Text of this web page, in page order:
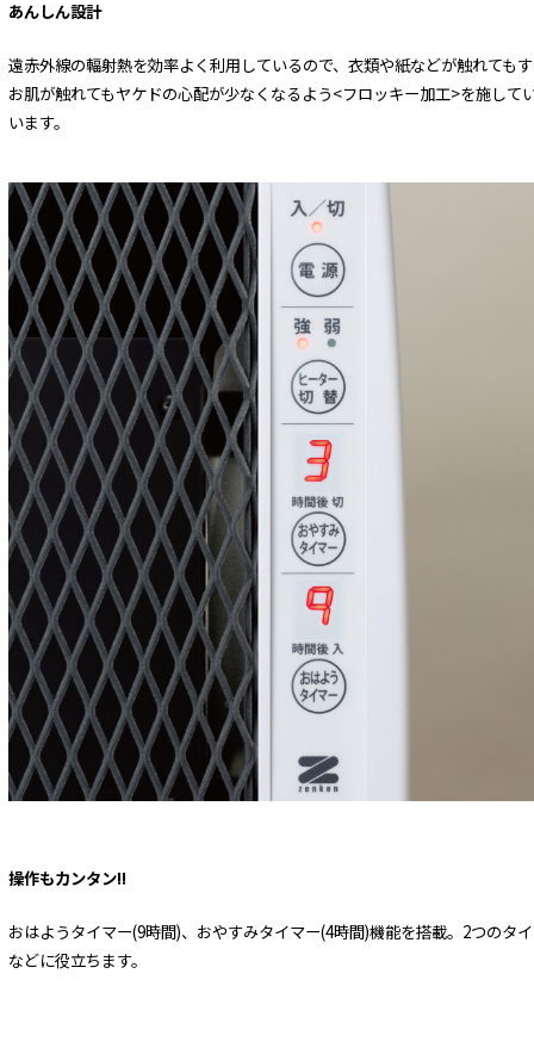
あんしん設計
遠赤外線の輻射熱を効率よく利用しているので、衣類や紙などが触れても
お肌が触れてもヤケドの心配が少なくなるよう<フロッキー加工>を施して
います。
操作もカンタン!!
おはようタイマー(9時間)、おやすみタイマー(4時間)機能を搭載。2つのタ
などに役立ちます。